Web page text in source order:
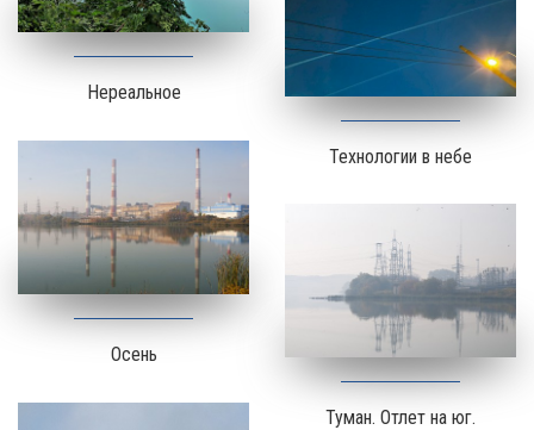
Нереальное
Технологии в небе
Осень
Туман. Отлет на юг.